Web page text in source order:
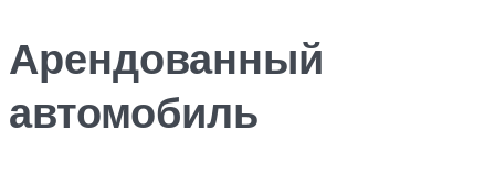
Арендованный
автомобиль